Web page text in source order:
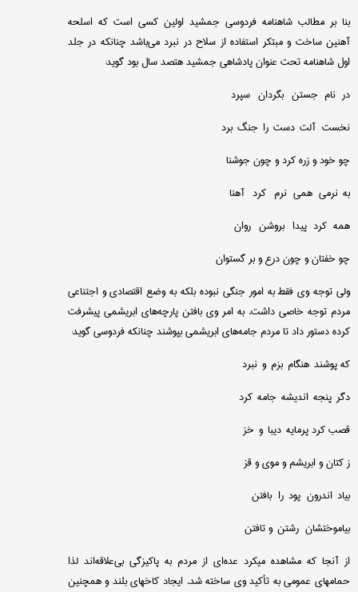
بنا بر مطالب شاهنامه فردوسی جمشید اولین كسی است كه اسلحه
آهنین ساخت و مبتكر استفاده از سلاح در نبرد می‌باشد چنانكه در جلد
اول شاهنامه تحت عنوان پادشاهی جمشید هتصد سال بود گوید:
در نام جستن بگردان سپرد
نخست آلت دست را جنگ برد
چو خود و زره كرد و چون جوشنا
به نرمی همی نرم كرد آهنا
همه كرد پیدا بروشن روان
چو خفتان و چون درع و بر گستوان
ولی توجه وی فقط به امور جنگی نبوده بلكه به وضع اقتصادی و اجتناعی
مردم توجه خاصی داشت. به امر وی بافتن پارچه‌های ابریشمی پیشرفت
كرده دستور داد تا مردم جامه‌های ابریشمی بپوشند چنانكه فردوسی گوید:
كه پوشند هنگام بزم و نبرد
دگر پنجه اندیشه جامه كرد
قصب كرد پرمایه دیبا و خز
ز كتان و ابریشم و موی و قز
بیاد اندرون پود را بافتن
بیاموختشان رشتن و تافتن
از آنجا كه مشاهده میكرد عده‌ای از مردم به پاكیزگی بی‌علاقه‌اند لذا
حمامهای عمومی به تأكید وی ساخته شد. ایجاد كاخهای بلند و همچنین